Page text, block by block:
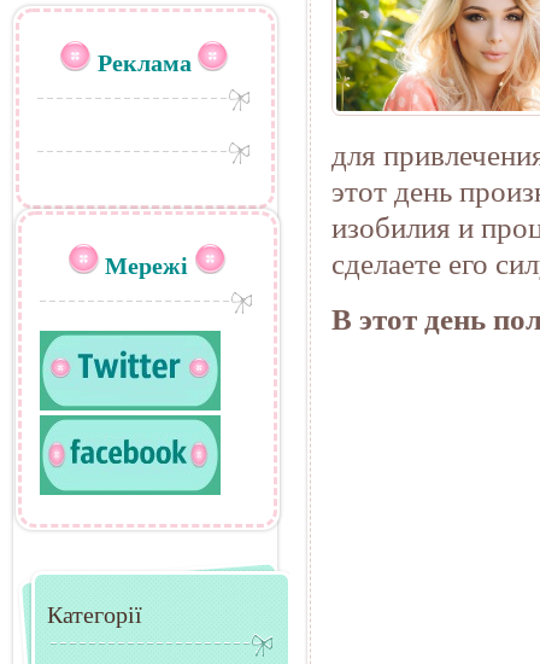
для
этот день
изобилия и
сделаете его
В этот день
Реклама
Мережі
Категорії